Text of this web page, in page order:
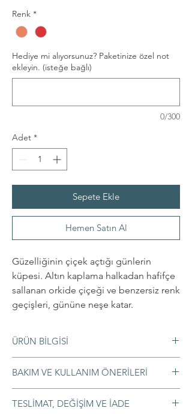
Renk *
Hediye mi alıyorsunuz? Paketinize özel not
ekleyin. (isteğe bağlı)
0/300
Adet *
Sepete Ekle
Hemen Satın Al
Güzelliğinin çiçek açtığı günlerin
küpesi. Altın kaplama halkadan hafifçe
sallanan orkide çiçeği ve benzersiz renk
geçişleri, gününe neşe katar.
ÜRÜN BİLGİSİ
◦ Porselen
◦ Hipoalerjenik 316L çelik halka
BAKIM VE KULLANIM ÖNERİLERİ
silmeniz yeterlidir. Parfüm, krem, alkol
TESLİMAT, DEĞİŞİM VE İADE